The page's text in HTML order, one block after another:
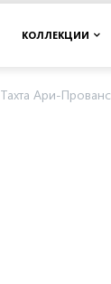
КОЛЛЕКЦИИ
Тахта Ари-